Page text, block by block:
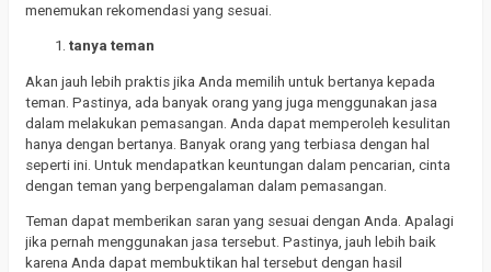
menemukan rekomendasi yang sesuai.
tanya teman
Akan jauh lebih praktis jika Anda memilih untuk bertanya kepada
teman. Pastinya, ada banyak orang yang juga menggunakan jasa
dalam melakukan pemasangan. Anda dapat memperoleh kesulitan
hanya dengan bertanya. Banyak orang yang terbiasa dengan hal
seperti ini. Untuk mendapatkan keuntungan dalam pencarian, cinta
dengan teman yang berpengalaman dalam pemasangan.
Teman dapat memberikan saran yang sesuai dengan Anda. Apalagi
jika pernah menggunakan jasa tersebut. Pastinya, jauh lebih baik
karena Anda dapat membuktikan hal tersebut dengan hasil